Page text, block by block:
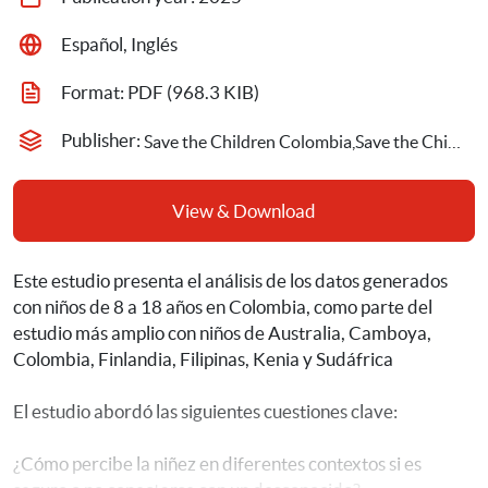
Español, Inglés
Format: PDF (968.3 KIB)
Publisher:
View & Download
Este estudio presenta el análisis de los datos generados
con niños de 8 a 18 años en Colombia, como parte del
estudio más amplio con niños de Australia, Camboya,
Colombia, Finlandia, Filipinas, Kenia y Sudáfrica
El estudio abordó las siguientes cuestiones clave:
¿Cómo percibe la niñez en diferentes contextos si es